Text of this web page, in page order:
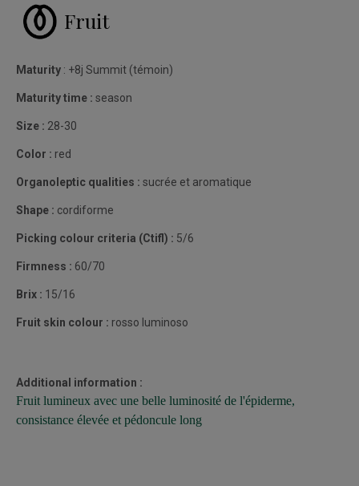
Fruit
Maturity : +8j Summit (témoin)
Maturity time : season
Size : 28-30
Color : red
Organoleptic qualities : sucrée et aromatique
Shape : cordiforme
Picking colour criteria (Ctifl) : 5/6
Firmness : 60/70
Brix : 15/16
Fruit skin colour : rosso luminoso
Additional information :
Fruit lumineux avec une belle luminosité de l'épiderme,
consistance élevée et pédoncule long